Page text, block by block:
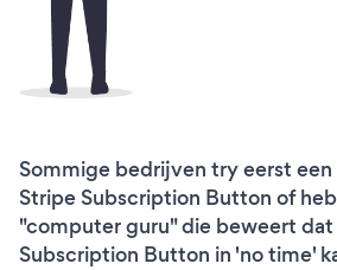
Sommige bedrijven try eerst
Stripe Subscription Button of
"computer guru" die beweert
Subscription Button in 'no time'